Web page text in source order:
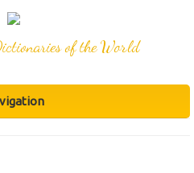
of the World